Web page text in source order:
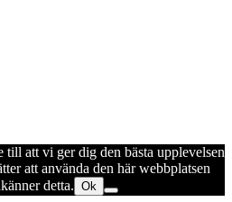
till att vi ger dig den bästa upplevelsen
att använda den här webbplatsen
detta. Ok